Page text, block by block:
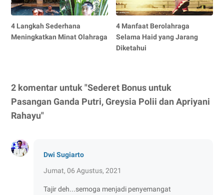
4 Langkah Sederhana
Meningkatkan Minat Olahraga
4 Manfaat Berolahraga
Selama Haid yang Jarang
Diketahui
2 komentar untuk "Sederet Bonus untuk
Pasangan Ganda Putri, Greysia Polii dan Apriyani
Rahayu"
Dwi Sugiarto
Jumat, 06 Agustus, 2021
Tajir deh...semoga menjadi penyemangat